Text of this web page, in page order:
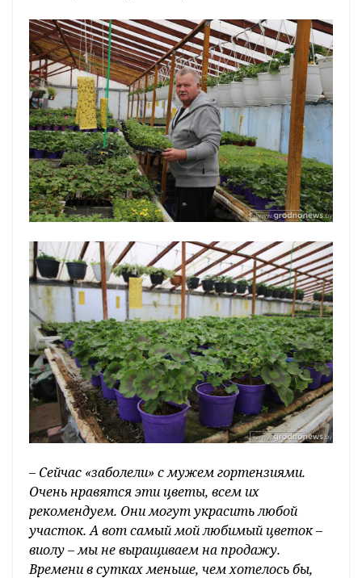
– Сейчас «заболели» с мужем гортензиями.
Очень нравятся эти цветы, всем их
рекомендуем. Они могут украсить любой
участок. А вот самый мой любимый цветок –
виолу – мы не выращиваем на продажу.
Времени в сутках меньше, чем хотелось бы,